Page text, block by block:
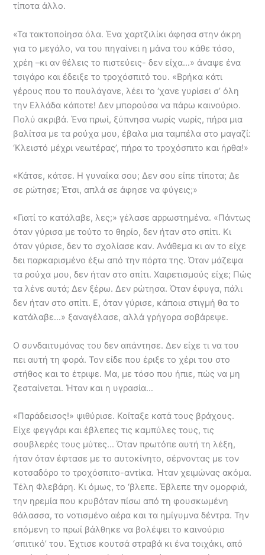
τίποτα άλλο.
«Τα τακτοποίησα όλα. Ένα χαρτζιλίκι άφησα στην άκρη
για το μεγάλο, να του πηγαίνει η μάνα του κάθε τόσο,
χρέη –κι αν θέλεις το πιστεύεις- δεν είχα…» άναψε ένα
τσιγάρο και έδειξε το τροχόσπιτό του. «Βρήκα κάτι
γέρους που το πουλάγανε, λέει το ‘χανε γυρίσει σ’ όλη
την Ελλάδα κάποτε! Δεν μπορούσα να πάρω καινούριο.
Πολύ ακριβά. Ένα πρωί, ξύπνησα νωρίς νωρίς, πήρα μια
βαλίτσα με τα ρούχα μου, έβαλα μια ταμπέλα στο μαγαζί:
‘Κλειστό μέχρι νεωτέρας’, πήρα το τροχόσπιτο και ήρθα!»
«Κάτσε, κάτσε. Η γυναίκα σου; Δεν σου είπε τίποτα; Δε
σε ρώτησε; Έτσι, απλά σε άφησε να φύγεις;»
«Γιατί το κατάλαβε, λες;» γέλασε αρρωστημένα. «Πάντως
όταν γύρισα με τούτο το θηρίο, δεν ήταν στο σπίτι. Κι
όταν γύρισε, δεν το σχολίασε καν. Ανάθεμα κι αν το είχε
δει παρκαρισμένο έξω από την πόρτα της. Όταν μάζεψα
τα ρούχα μου, δεν ήταν στο σπίτι. Χαιρετισμούς είχε; Πώς
τα λένε αυτά; Δεν ξέρω. Δεν ρώτησα. Όταν έφυγα, πάλι
δεν ήταν στο σπίτι. Ε, όταν γύρισε, κάποια στιγμή θα το
κατάλαβε…» ξαναγέλασε, αλλά γρήγορα σοβάρεψε.
Ο συνδαιτυμόνας του δεν απάντησε. Δεν είχε τι να του
πει αυτή τη φορά. Τον είδε που έριξε το χέρι του στο
στήθος και το έτριψε. Μα, με τόσο που ήπιε, πώς να μη
ζεσταίνεται. Ήταν και η υγρασία…
«Παράδεισος!» ψιθύρισε. Κοίταξε κατά τους βράχους.
Είχε φεγγάρι και έβλεπες τις καμπύλες τους, τις
σουβλερές τους μύτες… Όταν πρωτόπε αυτή τη λέξη,
ήταν όταν έφτασε με το αυτοκίνητο, σέρνοντας με τον
κοτσαδόρο το τροχόσπιτο-αντίκα. Ήταν χειμώνας ακόμα.
Τέλη Φλεβάρη. Κι όμως, το ‘βλεπε. Έβλεπε την ομορφιά,
την ηρεμία που κρυβόταν πίσω από τη φουσκωμένη
θάλασσα, το νοτισμένο αέρα και τα ημίγυμνα δέντρα. Την
επόμενη το πρωί βάλθηκε να βολέψει το καινούριο
‘σπιτικό’ του. Έχτισε κουτσά στραβά κι ένα τοιχάκι, από